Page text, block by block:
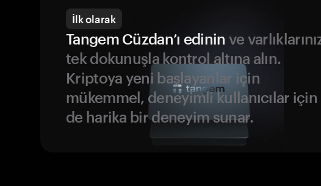
İlk olarak
Tangem Cüzdan’ı edinin ve
tek dokunuşla kontrol altına alın.
Kriptoya yeni başlayanlar için
mükemmel, deneyimli kullanıcılar için
de harika bir deneyim sunar.